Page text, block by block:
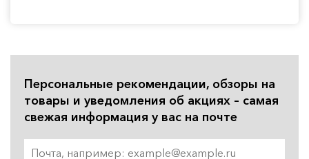
Персональные рекомендации, обзоры на
товары и уведомления об акциях – самая
свежая информация у вас на почте